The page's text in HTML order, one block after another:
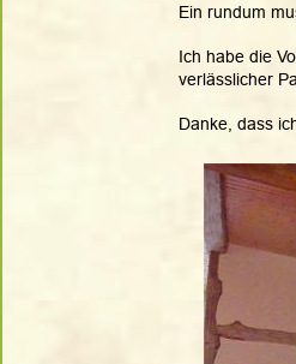
Ein rundum
Ich habe die
verlässlicher
Danke, dass